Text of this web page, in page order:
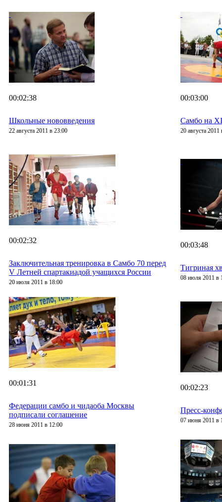
00:02:38
Школьные нововведения
22 августа 2011 в 23:00
00:03:00
Самбо на
20 августа 2011
00:02:32
Заключительная тренировка в Самбо 70 перед
V Летней спартакиадой учащихся России
20 июля 2011 в 18:00
00:03:48
Тигриная
08 июля 2011 в
00:01:31
Федерации самбо и чидаоба Москвы
подписали соглашение
28 июня 2011 в 12:00
00:02:23
Пресс-
07 июня 2011 в